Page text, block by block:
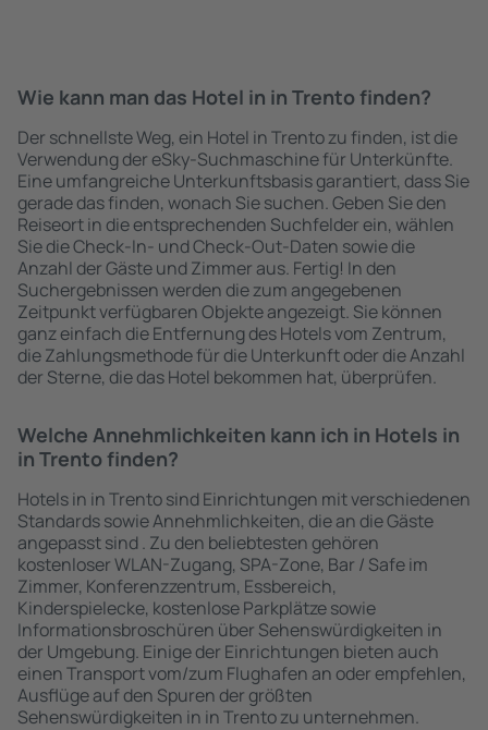
Wie kann man das Hotel in in Trento finden?
Der schnellste Weg, ein Hotel in Trento zu finden, ist die
Verwendung der eSky-Suchmaschine für Unterkünfte.
Eine umfangreiche Unterkunftsbasis garantiert, dass Sie
gerade das finden, wonach Sie suchen. Geben Sie den
Reiseort in die entsprechenden Suchfelder ein, wählen
Sie die Check-In- und Check-Out-Daten sowie die
Anzahl der Gäste und Zimmer aus. Fertig! In den
Suchergebnissen werden die zum angegebenen
Zeitpunkt verfügbaren Objekte angezeigt. Sie können
ganz einfach die Entfernung des Hotels vom Zentrum,
die Zahlungsmethode für die Unterkunft oder die Anzahl
der Sterne, die das Hotel bekommen hat, überprüfen.
Welche Annehmlichkeiten kann ich in Hotels in
in Trento finden?
Hotels in in Trento sind Einrichtungen mit verschiedenen
Standards sowie Annehmlichkeiten, die an die Gäste
angepasst sind . Zu den beliebtesten gehören
kostenloser WLAN-Zugang, SPA-Zone, Bar / Safe im
Zimmer, Konferenzzentrum, Essbereich,
Kinderspielecke, kostenlose Parkplätze sowie
Informationsbroschüren über Sehenswürdigkeiten in
der Umgebung. Einige der Einrichtungen bieten auch
einen Transport vom/zum Flughafen an oder empfehlen,
Ausflüge auf den Spuren der größten
Sehenswürdigkeiten in in Trento zu unternehmen.